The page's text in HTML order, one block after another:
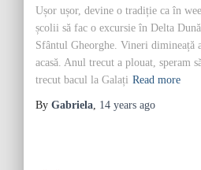
Ușor ușor, devine o tradiție ca în
școlii să fac o excursie în Delta
Sfântul Gheorghe. Vineri dimineață
acasă. Anul trecut a plouat, speram
trecut bacul la Galați Read more
By Gabriela, 14 years ago